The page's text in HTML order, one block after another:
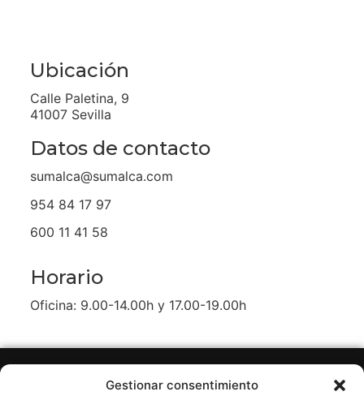
Gestionar consentimiento
Ubicación
Calle Paletina, 9
41007 Sevilla
Datos de contacto
sumalca@sumalca.com
954 84 17 97
600 11 41 58
Horario
Oficina: 9.00-14.00h y 17.00-19.00h